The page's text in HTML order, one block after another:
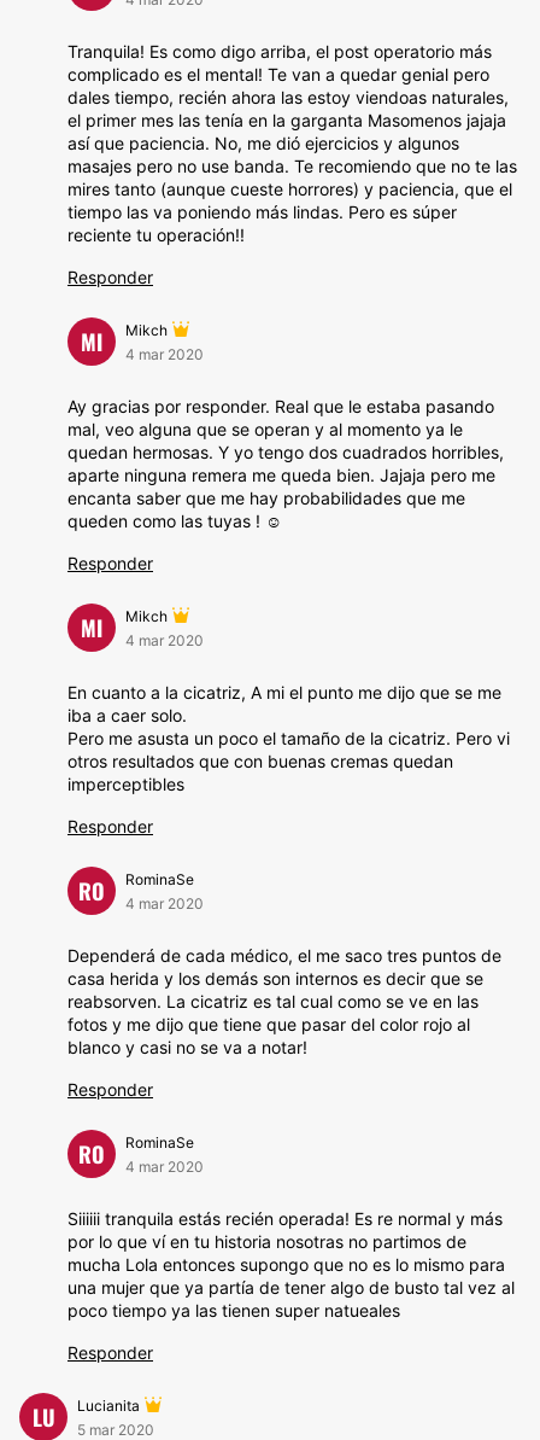
Tranquila! Es como digo arriba, el post operatorio más
complicado es el mental! Te van a quedar genial pero
dales tiempo, recién ahora las estoy viendoas naturales,
el primer mes las tenía en la garganta Masomenos jajaja
así que paciencia. No, me dió ejercicios y algunos
masajes pero no use banda. Te recomiendo que no te las
mires tanto (aunque cueste horrores) y paciencia, que el
tiempo las va poniendo más lindas. Pero es súper
reciente tu operación!!
Responder
MI
Mikch
4 mar 2020
Ay gracias por responder. Real que le estaba pasando
mal, veo alguna que se operan y al momento ya le
quedan hermosas. Y yo tengo dos cuadrados horribles,
aparte ninguna remera me queda bien. Jajaja pero me
encanta saber que me hay probabilidades que me
queden como las tuyas ! ☺️
Responder
MI
Mikch
4 mar 2020
En cuanto a la cicatriz, A mi el punto me dijo que se me
iba a caer solo.
Pero me asusta un poco el tamaño de la cicatriz. Pero vi
otros resultados que con buenas cremas quedan
imperceptibles
Responder
RO
RominaSe
4 mar 2020
Dependerá de cada médico, el me saco tres puntos de
casa herida y los demás son internos es decir que se
reabsorven. La cicatriz es tal cual como se ve en las
fotos y me dijo que tiene que pasar del color rojo al
blanco y casi no se va a notar!
Responder
RO
RominaSe
4 mar 2020
Siiiiii tranquila estás recién operada! Es re normal y más
por lo que ví en tu historia nosotras no partimos de
mucha Lola entonces supongo que no es lo mismo para
una mujer que ya partía de tener algo de busto tal vez al
poco tiempo ya las tienen super natueales
Responder
LU
Lucianita
5 mar 2020